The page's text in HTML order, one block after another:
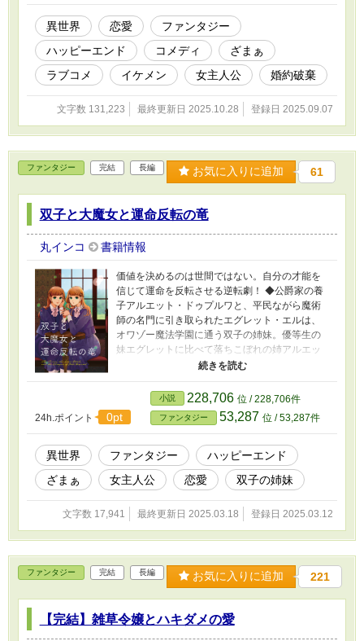
いです！
異世界 恋愛
ファンタジー
ハッピーエンド
コメディ
ざまぁ
ラブコメ
イケメン 女主人公 婚約破棄
文字数 131,223 最終更新日 2025.10.28 登録日 2025.09.07
ファンタジー 完結 長編 お気に入りに追加 61
双子と大魔女と運命反転の竜
丸インコ 書籍情報
価値を決めるのは世間ではない。自分の才能を
信じて運命を反転させる逆転劇！ ◆公爵家の養
子アルエット・ドゥプルワと、平民ながら魔術
師の名門に引き取られたエグレット・エルは、
オワゾー魔法学園に通う双子の姉妹。優等生の
妹エグレットに比べて落ちこぼれの姉アルエッ
トは、引き取られた公爵家で冷遇されていた。
のアルエットが夢見るのは、学園で最も優れた
成績の者に贈られる大魔女の称号を得て自由に
なる未来。大魔女に値する強大な魔法を扱うに
は、神魂獣と呼ばれる自分の召喚獣を媒介とす
る必要がある……のだが、強く美しい神魂獣を
召喚したエグレットと対照的に、アルエットの
神魂獣は子犬サイズの骸骨でーー！？ ◆ 底界“ス
類が戦う世界。魔術至上主義の王国で、大魔女
を目指して魔法学園に通う双子の少女の物語。
24h.ポイント 0pt
小説 228,706 位 / 228,706件
ファンタジー 53,287 位 / 53,287件
異世界 ファンタジー
ハッピーエンド
ざまぁ
女主人公 恋愛 双子の姉妹
文字数 17,941 最終更新日 2025.03.18 登録日 2025.03.12
ファンタジー 完結 長編 お気に入りに追加 221
【完結】雑草令嬢とハキダメの愛